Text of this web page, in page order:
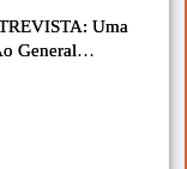
Uma
General
do Instante”,
uma obra que
calma e
dia a dia.